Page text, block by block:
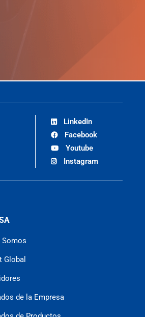
LinkedIn
Facebook
Youtube
Instagram
Somos
Global
de la Empresa